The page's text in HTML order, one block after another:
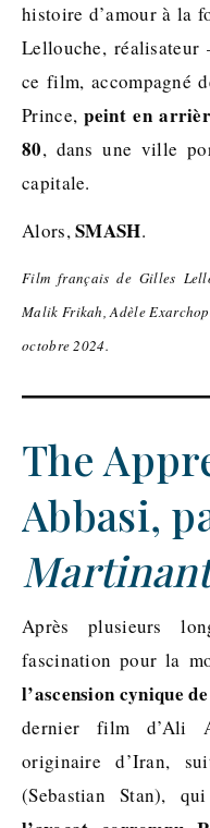
histoire d’amour à la
Lellouche, réalisateur
ce film, accompagné
Prince,peint en
80, dans une ville
capitale.
Alors,SMASH.
Film français de Gilles
Malik Frikah, Adèle
octobre 2024.
The
Abbasi,
Après plusieurs
fascination pour la
l’ascension cynique
dernier film d’Ali
originaire d’Iran,
(Sebastian Stan),